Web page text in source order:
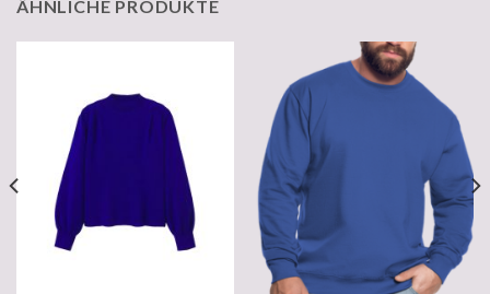
ÄHNLICHE PRODUKTE